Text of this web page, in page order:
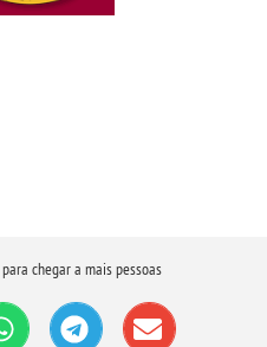
chegar a mais pessoas